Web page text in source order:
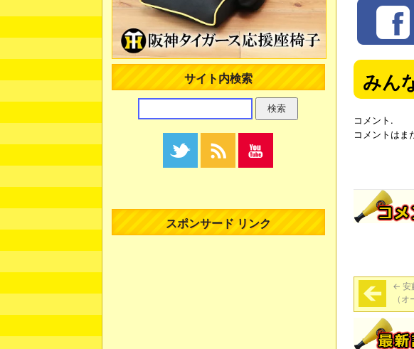
みん
コメント.
コメントはま
← 安
（
サイト内検索
スポンサード リンク